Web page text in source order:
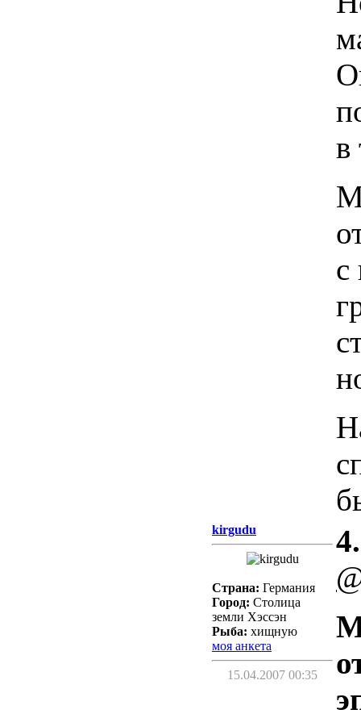
в
с
kirgudu
Страна: Германия
Город: Столица
земли Хэссэн
Рыба: хищную
моя анкета
15.04.2007 00:35
4.